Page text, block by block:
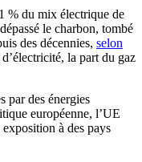
% du mix électrique de
le charbon, tombé
des décennies, selon
la part du gaz
par des énergies
européenne, l’UE
à des pays